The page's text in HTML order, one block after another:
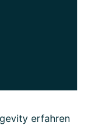
erfahren